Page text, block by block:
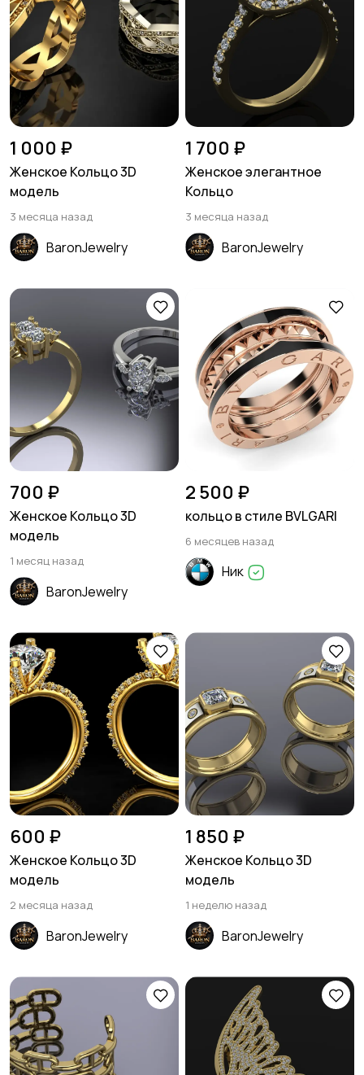
1 000 ₽
Женское Кольцо 3D
модель
3 месяца назад
BaronJewelry
1 700 ₽
Женское элегантное
Кольцо
3 месяца назад
BaronJewelry
700 ₽
Женское Кольцо 3D
модель
1 месяц назад
BaronJewelry
2 500 ₽
кольцо в стиле BVLGARI
6 месяцев назад
Ник
600 ₽
Женское Кольцо 3D
модель
2 месяца назад
BaronJewelry
1 850 ₽
Женское Кольцо 3D
модель
1 неделю назад
BaronJewelry